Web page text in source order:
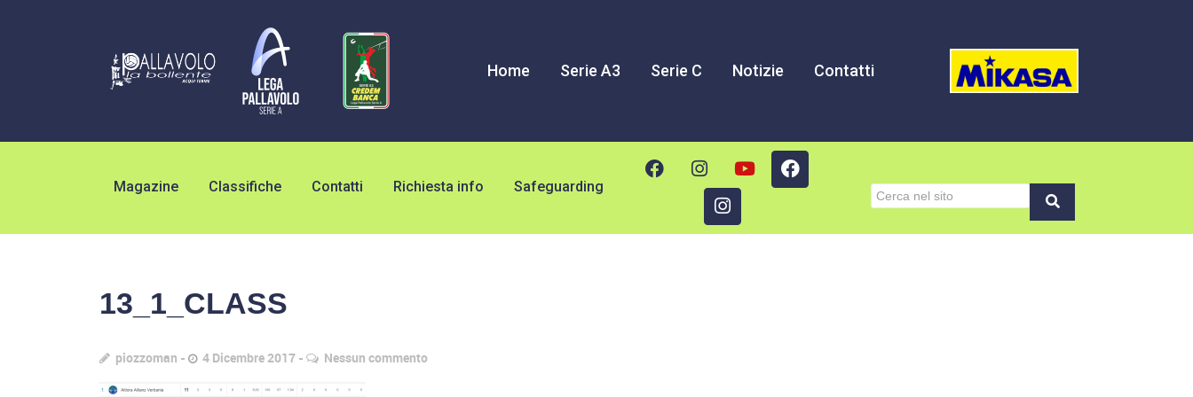
Home Serie A3 Serie C Notizie Contatti
Magazine Classifiche Contatti Richiesta info Safeguarding
13_1_CLASS
piozzoman 4 Dicembre 2017 Nessun commento